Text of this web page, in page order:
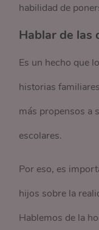
habilidad de
Hablar de las
Es un hecho que
historias
más propensos a
escolares.
Por eso, es
hijos sobre la
Hablemos de la